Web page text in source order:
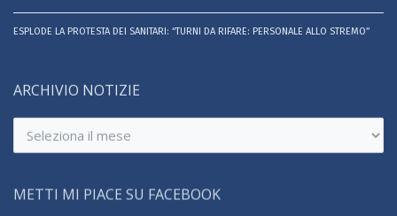
ESPLODE LA PROTESTA DEI SANITARI: “TURNI DA RIFARE: PERSONALE ALLO STREMO”
ARCHIVIO NOTIZIE
notizie
METTI MI PIACE SU FACEBOOK